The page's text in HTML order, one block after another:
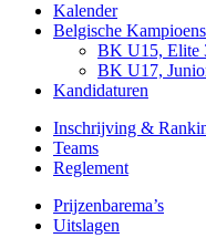
Kalender
Belgische
BK U15, Elite
BK U17,
Kandidaturen
Inschrijving &
Teams
Reglement
Prijzenbarema’s
Uitslagen